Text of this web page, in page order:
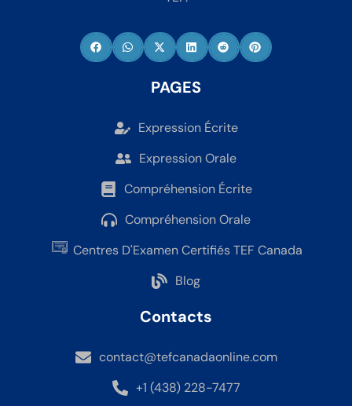
PAGES
Expression Écrite
Expression Orale
Compréhension Écrite
Compréhension Orale
Centres D'Examen Certifiés TEF Canada
Blog
Contacts
contact@tefcanadaonline.com
+1 (438) 228-7477